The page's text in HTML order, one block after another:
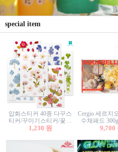
special item
압화스티커 40종 다꾸스
티커/꾸미기스티커/꽃스
티커/압화꽃책갈피/팬시
1,230 원
Cergio 세르지
수채패드
12매 1면
9,700